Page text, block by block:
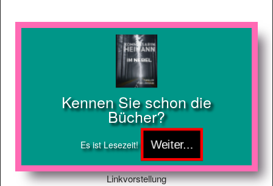
Kennen Sie schon die
Bücher?
Es ist Lesezeit!
Linkvorstellung